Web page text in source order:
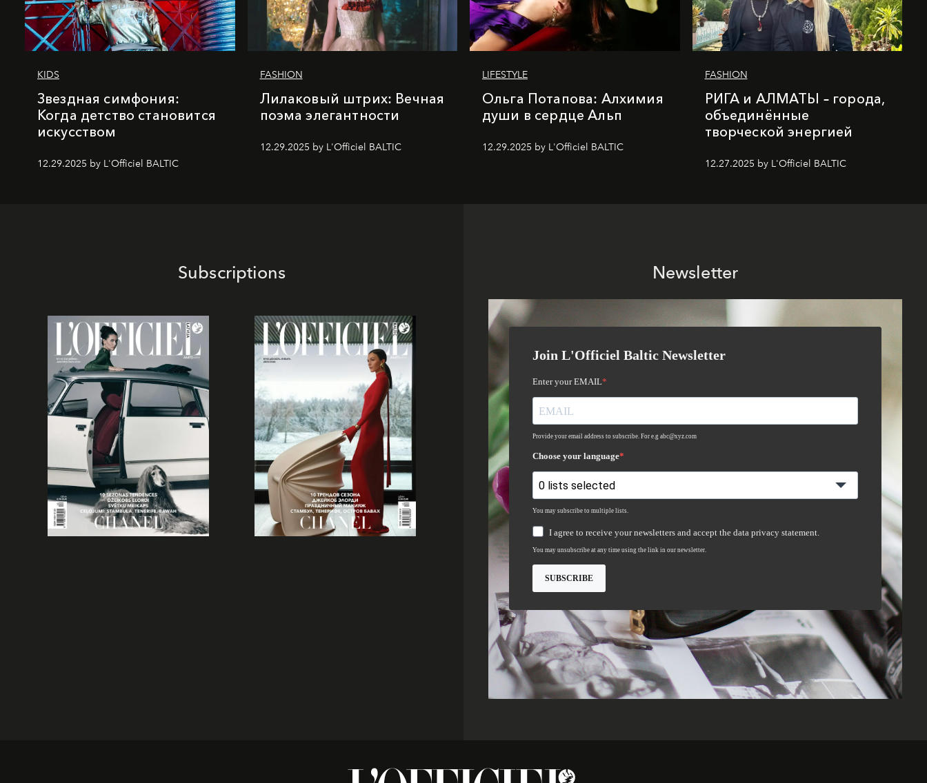
KIDS
Звездная симфония:
Когда детство становится
искусством
12.29.2025 by L'Officiel BALTIC
FASHION
Лилаковый штрих: Вечная
поэма элегантности
12.29.2025 by L'Officiel BALTIC
LIFESTYLE
Ольга Потапова: Алхимия
души в сердце Альп
12.29.2025 by L'Officiel BALTIC
FASHION
РИГА и АЛМАТЫ – города,
объединённые
творческой энергией
12.27.2025 by L'Officiel BALTIC
Subscriptions Newsletter